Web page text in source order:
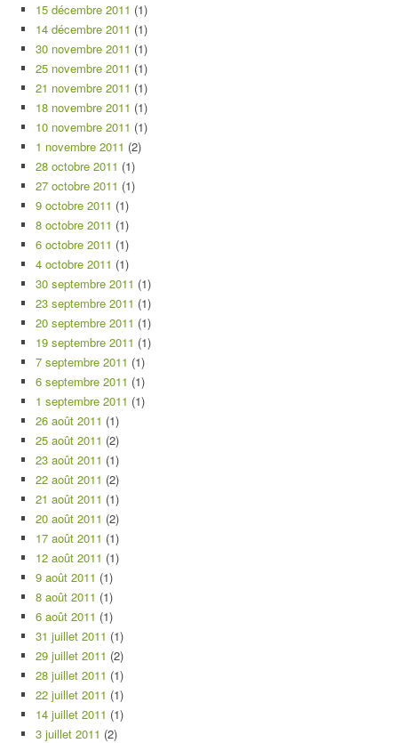
15 décembre 2011 (1)
14 décembre 2011 (1)
30 novembre 2011 (1)
25 novembre 2011 (1)
21 novembre 2011 (1)
18 novembre 2011 (1)
10 novembre 2011 (1)
1 novembre 2011 (2)
28 octobre 2011 (1)
27 octobre 2011 (1)
9 octobre 2011 (1)
8 octobre 2011 (1)
6 octobre 2011 (1)
4 octobre 2011 (1)
30 septembre 2011 (1)
23 septembre 2011 (1)
20 septembre 2011 (1)
19 septembre 2011 (1)
7 septembre 2011 (1)
6 septembre 2011 (1)
1 septembre 2011 (1)
26 août 2011 (1)
25 août 2011 (2)
23 août 2011 (1)
22 août 2011 (2)
21 août 2011 (1)
20 août 2011 (2)
17 août 2011 (1)
12 août 2011 (1)
9 août 2011 (1)
8 août 2011 (1)
6 août 2011 (1)
31 juillet 2011 (1)
29 juillet 2011 (2)
28 juillet 2011 (1)
22 juillet 2011 (1)
14 juillet 2011 (1)
3 juillet 2011 (2)